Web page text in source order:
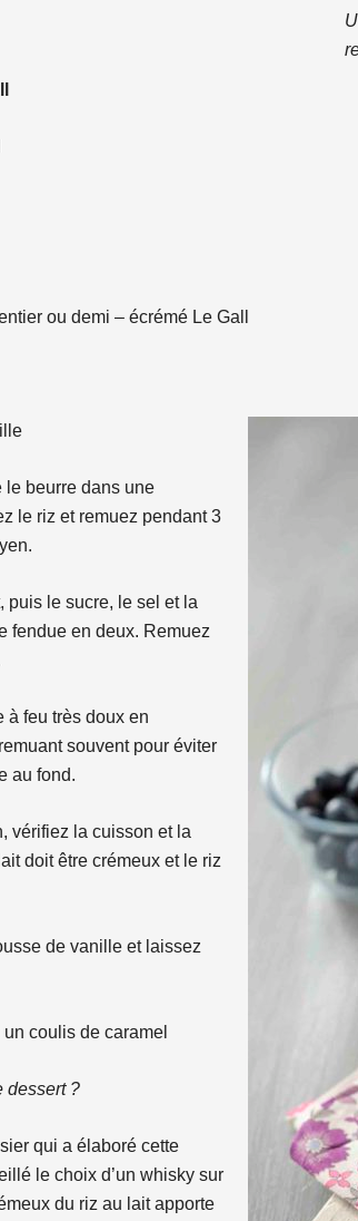
ou demi – écrémé Le Gall
beurre dans une
le riz et remuez pendant 3
le sucre, le sel et la
fendue en deux. Remuez
feu très doux en
souvent pour éviter
au fond.
vérifiez la cuisson et la
doit être crémeux et le riz
de vanille et laissez
coulis de caramel
dessert ?
qui a élaboré cette
le choix d’un whisky sur
du riz au lait apporte